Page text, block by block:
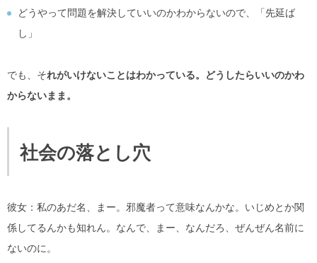
どうやって問題を解決していいのかわからないので、「先延ば
し」
でも、それがいけないことはわかっている。どうしたらいいのかわ
からないまま。
社会の落とし穴
彼女：私のあだ名、まー。邪魔者って意味なんかな。いじめとか関
係してるんかも知れん。なんで、まー、なんだろ、ぜんぜん名前に
ないのに。